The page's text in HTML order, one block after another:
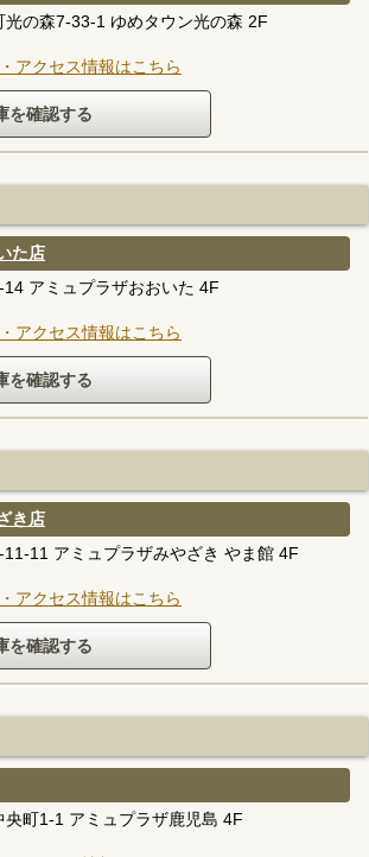
光の森7-33-1 ゆめタウン光の森 2F
アクセス情報はこちら
た店
アミュプラザおおいた 4F
アクセス情報はこちら
き店
11 アミュプラザみやざき やま館 4F
アクセス情報はこちら
央町1-1 アミュプラザ鹿児島 4F